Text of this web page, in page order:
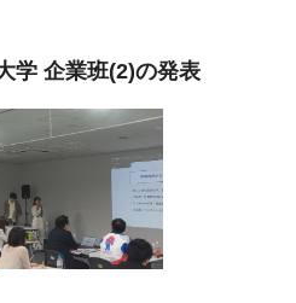
学 企業班(2)の発表